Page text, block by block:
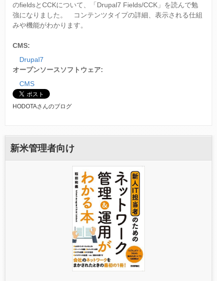
のfieldsとCCKについて、「Drupal7 Fields/CCK」を読んで勉
強になりました。 コンテンツタイプの詳細、表示される仕組
みや機能がわかります。
CMS:
Drupal7
オープンソースソフトウェア:
CMS
HODOTAさんのブログ
新米管理者向け